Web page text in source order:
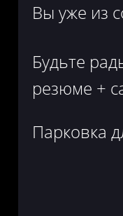
Вы уже из
Будьте
резюме +
Парковка